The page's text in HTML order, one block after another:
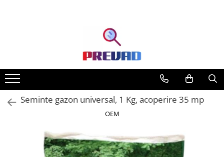
Seminte gazon universal, 1 Kg, acoperire 35 mp
OEM